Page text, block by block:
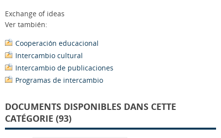
Exchange of ideas
Ver también:
Cooperación educacional
Intercambio cultural
Intercambio de publicaciones
Programas de intercambio
DOCUMENTS DISPONIBLES DANS CETTE
CATÉGORIE (93)